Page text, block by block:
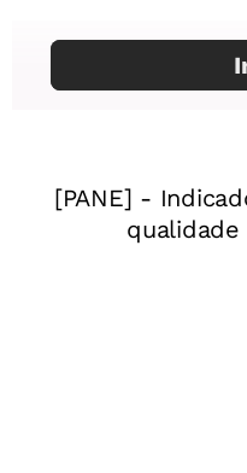
Mentor: Eliane de Siqueira